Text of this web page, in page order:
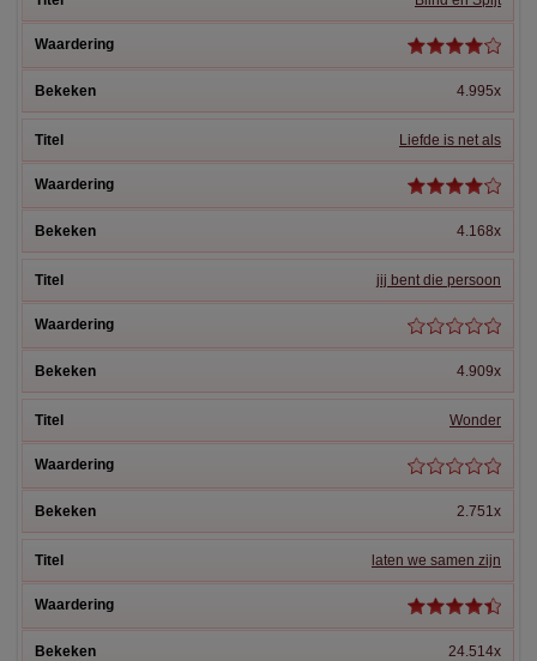
4.995x
Liefde is net als
4.168x
jij bent die persoon
4.909x
Wonder
2.751x
laten we samen zijn
24.514x